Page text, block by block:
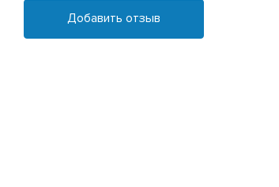
Добавить отзыв